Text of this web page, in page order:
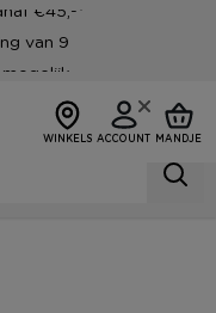
€45,-*
van 9
WINKELS ACCOUNT MANDJE